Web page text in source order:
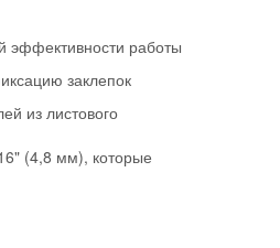
эффективности работы
заклепок
из листового
(4,8 мм), которые